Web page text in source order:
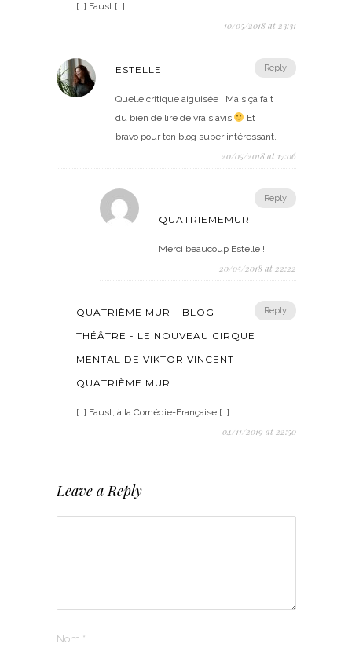
[…] Faust […]
10/05/2018 at 23:31
Reply
ESTELLE
Quelle critique aiguisée ! Mais ça fait
du bien de lire de vrais avis
Et
bravo pour ton blog super intéressant.
20/05/2018 at 17:06
Reply
QUATRIEMEMUR
Merci beaucoup Estelle !
20/05/2018 at 22:22
Reply
QUATRIÈME MUR – BLOG
THÉÂTRE - LE NOUVEAU CIRQUE
MENTAL DE VIKTOR VINCENT -
QUATRIÈME MUR
[…] Faust, à la Comédie-Française […]
04/11/2019 at 22:50
Leave a Reply
Nom *